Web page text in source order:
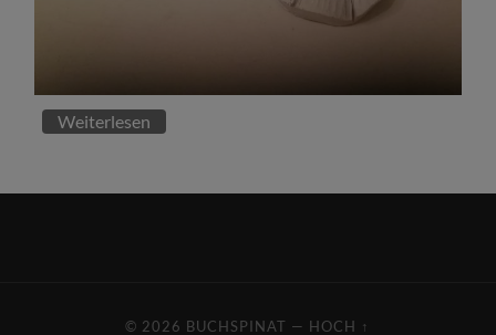
Weiterlesen
© 2026 BUCHSPINAT — HOCH ↑